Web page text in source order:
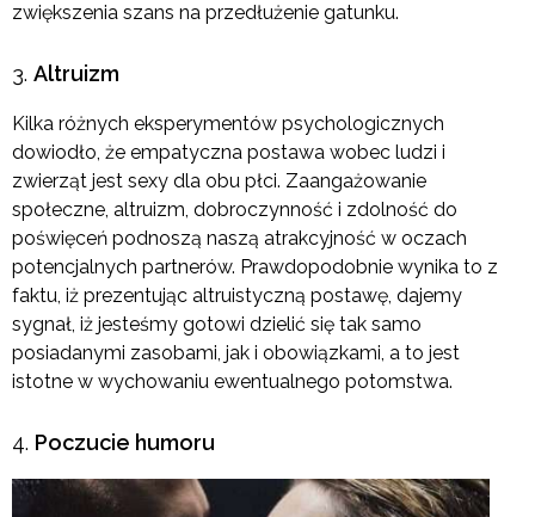
zwiększenia szans na przedłużenie gatunku.
Altruizm
Kilka różnych eksperymentów psychologicznych
dowiodło, że empatyczna postawa wobec ludzi i
zwierząt jest sexy dla obu płci. Zaangażowanie
społeczne, altruizm, dobroczynność i zdolność do
poświęceń podnoszą naszą atrakcyjność w oczach
potencjalnych partnerów. Prawdopodobnie wynika to z
faktu, iż prezentując altruistyczną postawę, dajemy
sygnał, iż jesteśmy gotowi dzielić się tak samo
posiadanymi zasobami, jak i obowiązkami, a to jest
istotne w wychowaniu ewentualnego potomstwa.
Poczucie humoru